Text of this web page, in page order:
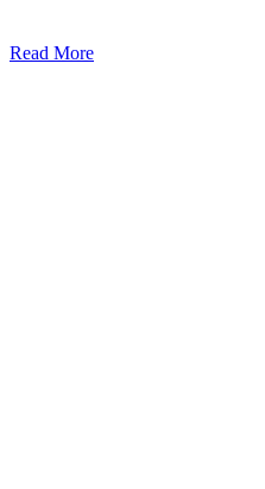
Read More